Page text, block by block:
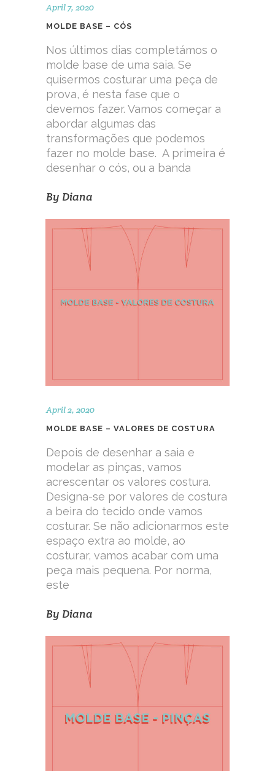
April 7, 2020
MOLDE BASE – CÓS
Nos últimos dias completámos o
molde base de uma saia. Se
quisermos costurar uma peça de
prova, é nesta fase que o
devemos fazer. Vamos começar a
abordar algumas das
transformações que podemos
fazer no molde base. A primeira é
desenhar o cós, ou a banda
By Diana
April 2, 2020
MOLDE BASE – VALORES DE COSTURA
Depois de desenhar a saia e
modelar as pinças, vamos
acrescentar os valores costura.
Designa-se por valores de costura
a beira do tecido onde vamos
costurar. Se não adicionarmos este
espaço extra ao molde, ao
costurar, vamos acabar com uma
peça mais pequena. Por norma,
este
By Diana